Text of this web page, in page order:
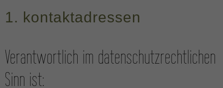
1. kontakt­adressen
Verantwortlich im daten­schutz­rechtlichen
Sinn ist: